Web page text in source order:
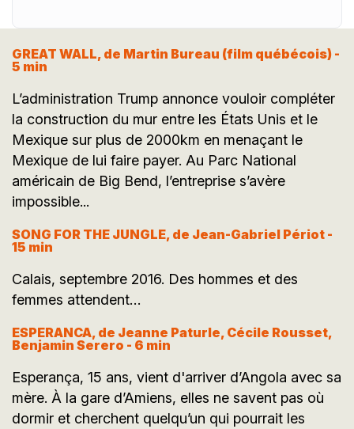
GREAT WALL, de Martin Bureau (film québécois) -
5 min
L’administration Trump annonce vouloir compléter
la construction du mur entre les États Unis et le
Mexique sur plus de 2000km en menaçant le
Mexique de lui faire payer. Au Parc National
américain de Big Bend, l’entreprise s’avère
impossible...
SONG FOR THE JUNGLE, de Jean-Gabriel Périot -
15 min
Calais, septembre 2016. Des hommes et des
femmes attendent…
ESPERANCA, de Jeanne Paturle, Cécile Rousset,
Benjamin Serero - 6 min
Esperança, 15 ans, vient d'arriver d’Angola avec sa
mère. À la gare d’Amiens, elles ne savent pas où
dormir et cherchent quelqu’un qui pourrait les